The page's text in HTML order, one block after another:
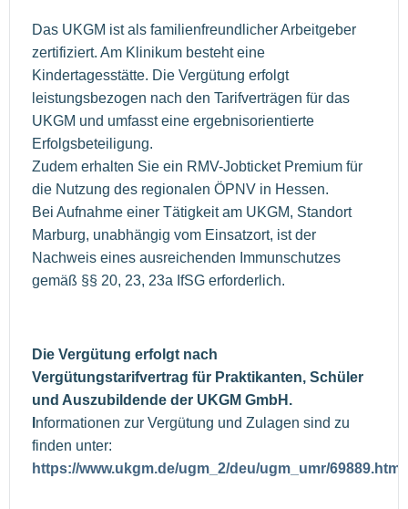
Das UKGM ist als familienfreundlicher Arbeitgeber
zertifiziert. Am Klinikum besteht eine
Kindertagesstätte. Die Vergütung erfolgt
leistungsbezogen nach den Tarifverträgen für das
UKGM und umfasst eine ergebnisorientierte
Erfolgsbeteiligung.
Zudem erhalten Sie ein RMV-Jobticket Premium für
die Nutzung des regionalen ÖPNV in Hessen.
Bei Aufnahme einer Tätigkeit am UKGM, Standort
Marburg, unabhängig vom Einsatzort, ist der
Nachweis eines ausreichenden Immunschutzes
gemäß §§ 20, 23, 23a IfSG erforderlich.
Die Vergütung erfolgt nach
Vergütungstarifvertrag für Praktikanten, Schüler
und Auszubildende der UKGM GmbH.
nformationen zur Vergütung und Zulagen sind zu
finden unter:
https://www.ukgm.de/ugm_2/deu/ugm_umr/69889.html